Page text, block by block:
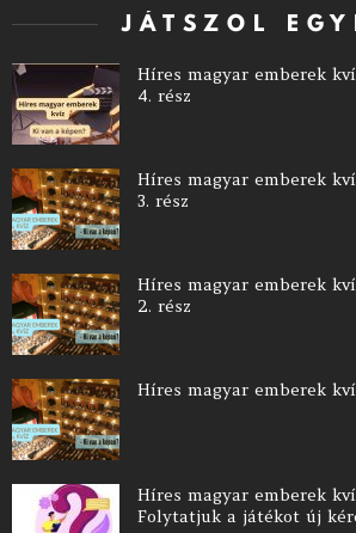
JÁTSZOL
Híres magyar emberek
4. rész
Híres magyar emberek
3. rész
Híres magyar emberek
2. rész
Híres magyar emberek
Híres magyar emberek
Folytatjuk a játékot új